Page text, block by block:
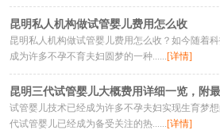
昆明私人机构做试管婴儿费用怎么收
昆明私人机构做试管婴儿费用怎么收？如今随着
成为许多不孕不育夫妇圆梦的一种......[详情]
昆明三代试管婴儿大概费用详细一览，附
试管婴儿技术已经成为许多不孕夫妇实现生育梦
代试管婴儿已经成为备受关注的热......[详情]